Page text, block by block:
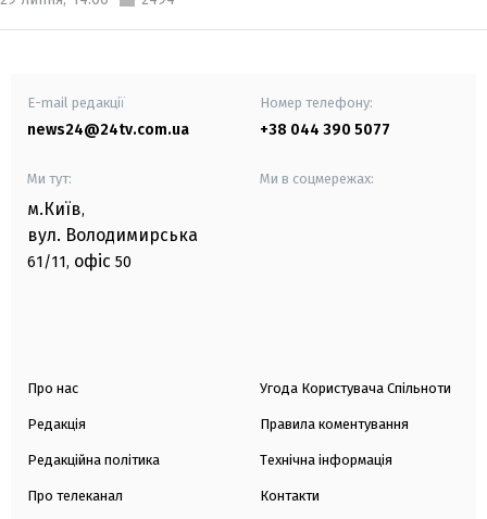
E-mail редакції
news24@24tv.com.ua
Номер телефону:
+38 044 390 5077
Ми тут:
м.Київ,
вул. Володимирська
61/11, офіс 50
Ми в соцмережах:
Про нас
Редакція
Редакційна політика
Про телеканал
Угода Користувача Спільноти
Правила коментування
Технічна інформація
Контакти